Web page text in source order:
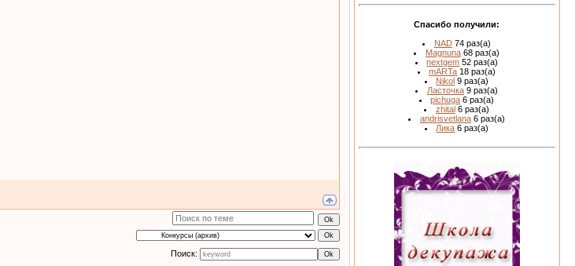
Поиск:
Спасибо получили:
NAD74 раз(а)
Magnuna68 раз(а)
nextgem 52 раз(а)
mARTa 18 раз(а)
Nikol 9 раз(а)
Ласточка9 раз(а)
pichuga 6 раз(а)
zhital 6 раз(а)
andrisvetlana6 раз(а)
Лика 6 раз(а)